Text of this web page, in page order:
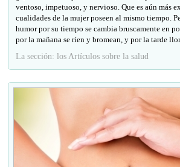
ventoso, impetuoso, y nervioso. Que es aún más
cualidades de la mujer poseen al mismo tiempo.
humor por su tiempo se cambia bruscamente en
por la mañana se ríen y bromean, y por la tarde
La sección: los Artículos sobre la salud